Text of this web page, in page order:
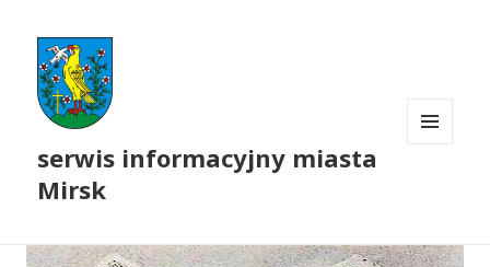
serwis informacyjny miasta
Mirsk